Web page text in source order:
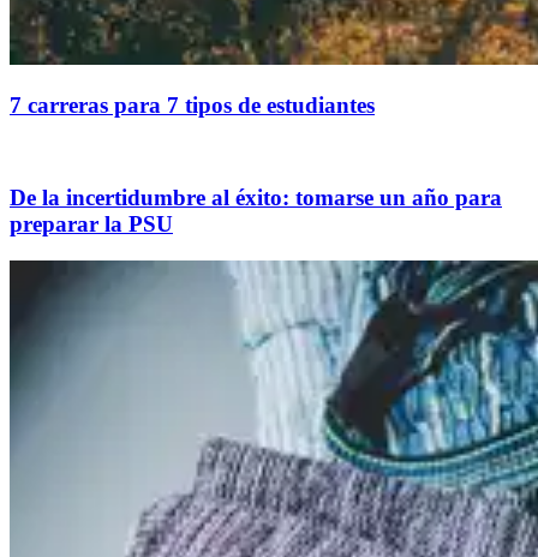
7 carreras para 7 tipos de estudiantes
De la incertidumbre al éxito: tomarse un año para
preparar la PSU